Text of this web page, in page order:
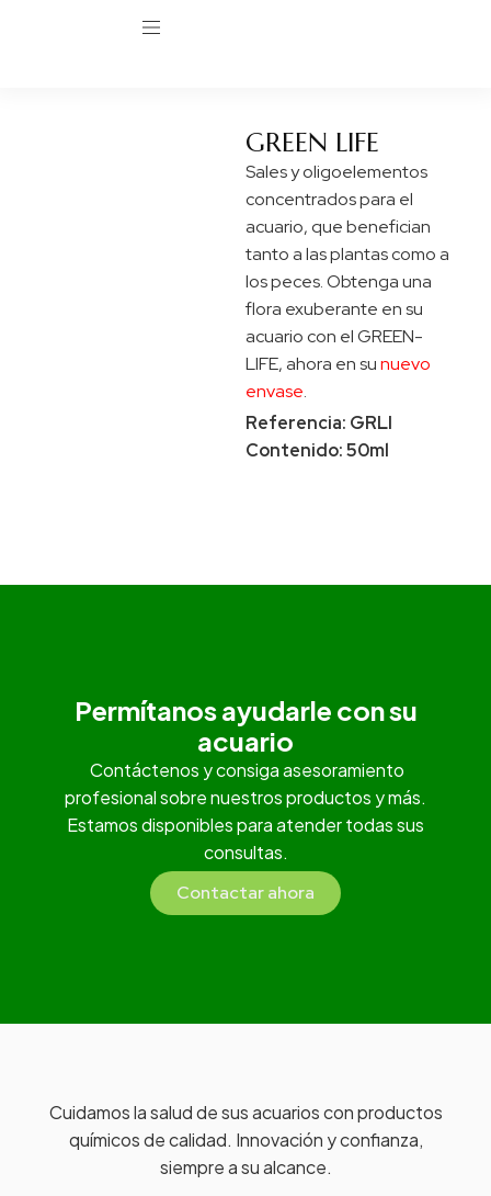
GREEN LIFE
Sales y oligoelementos
concentrados para el
acuario, que benefician
tanto a las plantas como a
los peces. Obtenga una
flora exuberante en su
acuario con el GREEN-
LIFE, ahora en sunuevo
envase.
Referencia: GRLI
Contenido: 50ml
Permítanos ayudarle con su
acuario
Contáctenos y consiga asesoramiento
profesional sobre nuestros productos y más.
Estamos disponibles para atender todas sus
consultas.
Contactar ahora
Cuidamos la salud de sus acuarios con productos
químicos de calidad. Innovación y confianza,
siempre a su alcance.